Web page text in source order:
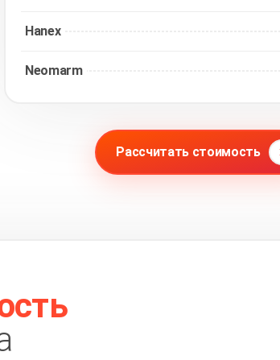
Hanex
Neomarm
Рассчитать стоимость